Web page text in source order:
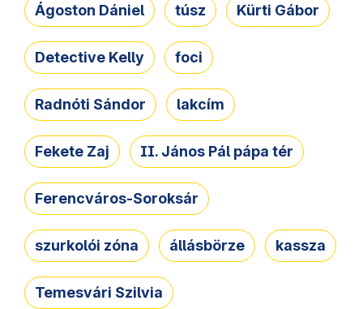
Ágoston Dániel túsz Kürti Gábor
Detective Kelly foci
Radnóti Sándor lakcím
Fekete Zaj II. János Pál pápa tér
Ferencváros-Soroksár
szurkolói zóna állásbörze kassza
Temesvári Szilvia